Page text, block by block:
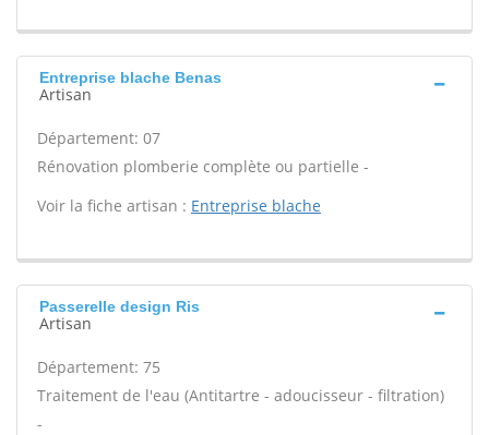
Entreprise blache Benas
Artisan
Département: 07
Rénovation plomberie complète ou partielle -
Voir la fiche artisan : Entreprise blache
Passerelle design Ris
Artisan
Département: 75
Traitement de l'eau (Antitartre - adoucisseur - filtration)
-